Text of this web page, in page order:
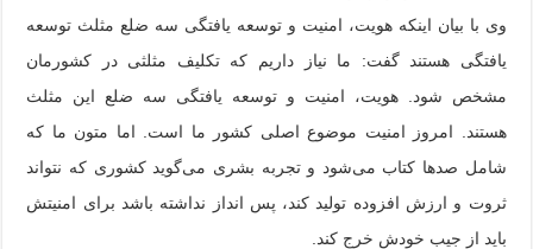
وی با بیان اینکه هویت، امنیت و توسعه یافتگی سه ضلع مثلث توسعه
یافتگی هستند گفت: ما نیاز داریم که تکلیف مثلثی در کشورمان
مشخص شود. هویت، امنیت و توسعه یافتگی سه ضلع این مثلث
هستند. امروز امنیت موضوع اصلی کشور ما است. اما متون ما که
شامل صدها کتاب می‌شود و تجربه بشری می‌گوید کشوری که نتواند
ثروت و ارزش افزوده تولید کند، پس انداز نداشته باشد برای امنیتش
باید از جیب خودش خرج کند.